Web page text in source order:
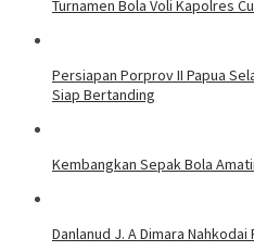
Turnamen Bola Voli Kapolres
Persiapan Porprov II Papua
Siap Bertanding
Kembangkan Sepak Bola
Danlanud J. A Dimara Nahkodai